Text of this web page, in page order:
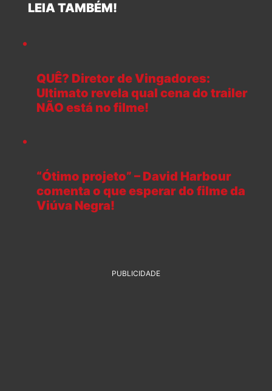
LEIA TAMBÉM!
QUÊ? Diretor de Vingadores:
Ultimato revela qual cena do trailer
NÃO está no filme!
“Ótimo projeto” – David Harbour
comenta o que esperar do filme da
Viúva Negra!
PUBLICIDADE